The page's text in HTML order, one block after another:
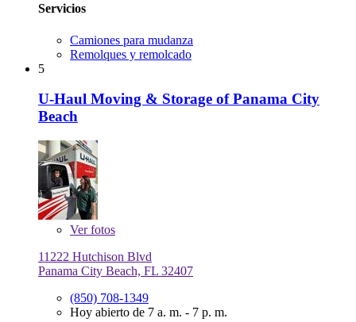
Servicios
Camiones para mudanza
Remolques y remolcado
5
U-Haul Moving & Storage of Panama City
Beach
Verfotos
11222 Hutchison Blvd
Panama City Beach, FL 32407
(850) 708-1349
Hoy abierto de 7 a. m. - 7 p. m.